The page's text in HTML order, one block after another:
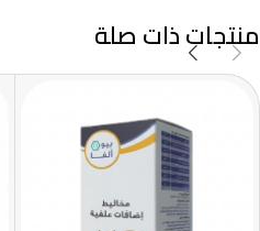
منتجات ذات صلة